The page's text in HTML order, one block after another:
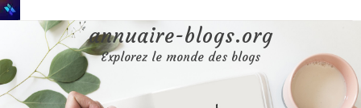
Aller
au
annuaire-blogs.org
Explorez le monde des blogs